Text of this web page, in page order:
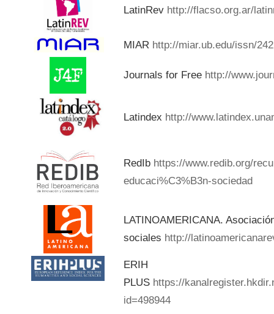
LatinRev http://flacso.org.ar/
MIAR http://miar.ub.edu/issn/
Journals for Free http://
Latindex http://
RedIb https://www.redib.org/
educaci%C3%B3n-sociedad
LATINOAMERICANA.
sociales http://
ERIH
PLUS https://
id=498944